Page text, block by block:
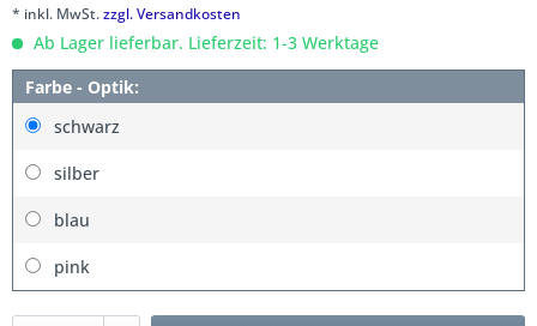
* inkl. MwSt.zzgl. Versandkosten
Ab Lager lieferbar. Lieferzeit: 1-3 Werktage
Farbe - Optik:
schwarz
silber
blau
pink